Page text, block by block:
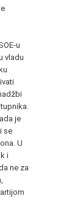
u
vladu
je
se
U
i
ne za